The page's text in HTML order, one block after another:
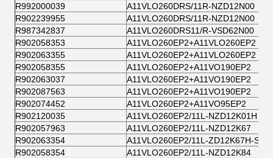
R992000039
A11VLO260DRS/11R-NZD12N00
R902239955
A11VLO260DRS/11R-NZD12N00
R987342837
A11VLO260DRS11/R-VSD62N00
R902058353
A11VLO260EP2+A11VLO260EP2
R902063355
A11VLO260EP2+A11VLO260EP2
R902058355
A11VLO260EP2+A11VO190EP2
R902063037
A11VLO260EP2+A11VO190EP2
R902087563
A11VLO260EP2+A11VO190EP2
R902074452
A11VLO260EP2+A11VO95EP2
R902120035
A11VLO260EP2/11L-NZD12K01H
R902057963
A11VLO260EP2/11L-NZD12K67
R902063354
A11VLO260EP2/11L-ZD12K67H-S
R902058354
A11VLO260EP2/11L-NZD12K84